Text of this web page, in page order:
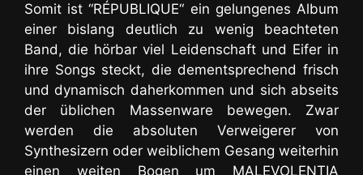
Somit ist “RÉPUBLIQUE“ ein gelungenes Album
einer bislang deutlich zu wenig beachteten
Band, die hörbar viel Leidenschaft und Eifer in
ihre Songs steckt, die dementsprechend frisch
und dynamisch daherkommen und sich abseits
der üblichen Massenware bewegen. Zwar
werden die absoluten Verweigerer von
Synthesizern oder weiblichem Gesang weiterhin
einen weiten Bogen um MALEVOLENTIA